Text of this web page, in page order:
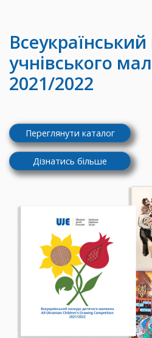
учнівського
2021/2022
Переглянути каталог
Дізнатись більше